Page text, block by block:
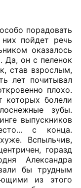
порадовать
пойдет речь
оказалось
Да, он с пеленок
став взрослым,
лет почитывал
плохо.
которых болели
зубы.
выпускников
с конца.
Вспыльчив,
горазд
Александра
бы трудным
из этого